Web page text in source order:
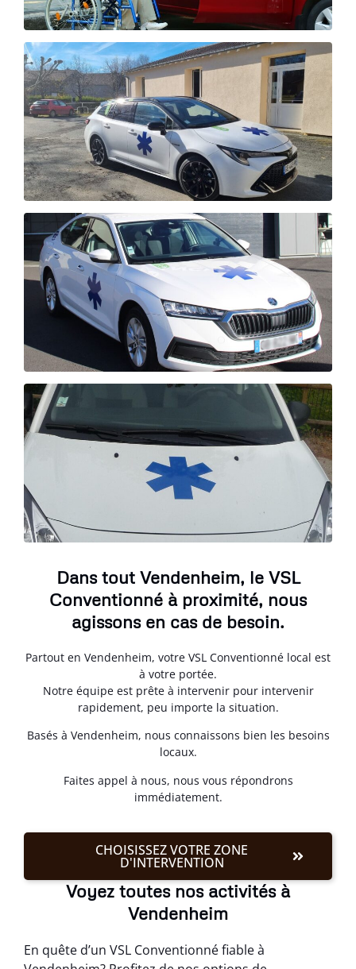
Dans tout Vendenheim, le VSL
Conventionné à proximité, nous
agissons en cas de besoin.
Partout en Vendenheim, votre VSL Conventionné local est
à votre portée.
Notre équipe est prête à intervenir pour intervenir
rapidement, peu importe la situation.
Basés à Vendenheim, nous connaissons bien les besoins
locaux.
Faites appel à nous, nous vous répondrons
immédiatement.
CHOISISSEZ VOTRE ZONE
D'INTERVENTION
Voyez toutes nos activités à
Vendenheim
En quête d’un VSL Conventionné fiable à